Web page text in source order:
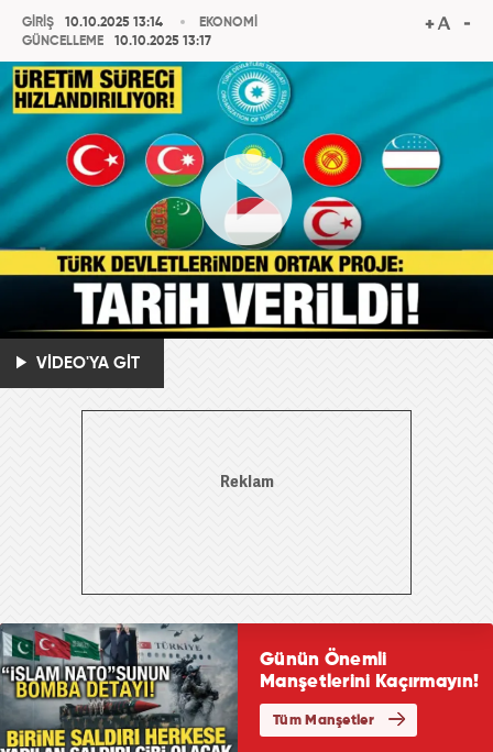
GİRİŞ
10.10.2025 13:14
GÜNCELLEME
10.10.2025 13:17
EKONOMİ
VİDEO'YA GİT